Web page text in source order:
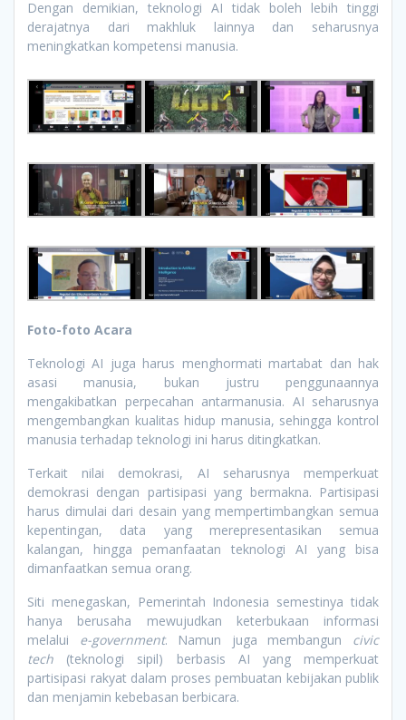
Dengan demikian, teknologi AI tidak boleh lebih tinggi
derajatnya dari makhluk lainnya dan seharusnya
meningkatkan kompetensi manusia.
Foto-foto Acara
Teknologi AI juga harus menghormati martabat dan hak
asasi manusia, bukan justru penggunaannya
mengakibatkan perpecahan antarmanusia. AI seharusnya
mengembangkan kualitas hidup manusia, sehingga kontrol
manusia terhadap teknologi ini harus ditingkatkan.
Terkait nilai demokrasi, AI seharusnya memperkuat
demokrasi dengan partisipasi yang bermakna. Partisipasi
harus dimulai dari desain yang mempertimbangkan semua
kepentingan, data yang merepresentasikan semua
kalangan, hingga pemanfaatan teknologi AI yang bisa
dimanfaatkan semua orang.
Siti menegaskan, Pemerintah Indonesia semestinya tidak
hanya berusaha mewujudkan keterbukaan informasi
melalui e-government. Namun juga membangun civic
tech (teknologi sipil) berbasis AI yang memperkuat
partisipasi rakyat dalam proses pembuatan kebijakan publik
dan menjamin kebebasan berbicara.